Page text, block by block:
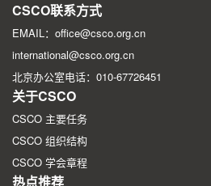
CSCO联系方式
EMAIL：office@csco.org.cn
international@csco.org.cn
北京办公室电话：010-67726451
关于CSCO
CSCO 主要任务
CSCO 组织结构
CSCO 学会章程
热点推荐